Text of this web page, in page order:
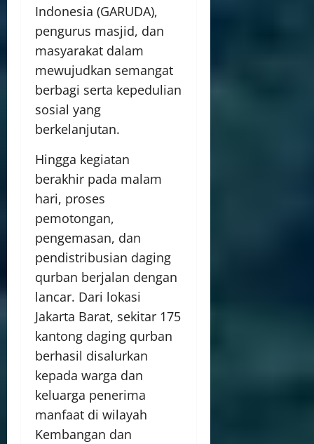
Indonesia (GARUDA),
pengurus masjid, dan
masyarakat dalam
mewujudkan semangat
berbagi serta kepedulian
sosial yang
berkelanjutan.
Hingga kegiatan
berakhir pada malam
hari, proses
pemotongan,
pengemasan, dan
pendistribusian daging
qurban berjalan dengan
lancar. Dari lokasi
Jakarta Barat, sekitar 175
kantong daging qurban
berhasil disalurkan
kepada warga dan
keluarga penerima
manfaat di wilayah
Kembangan dan